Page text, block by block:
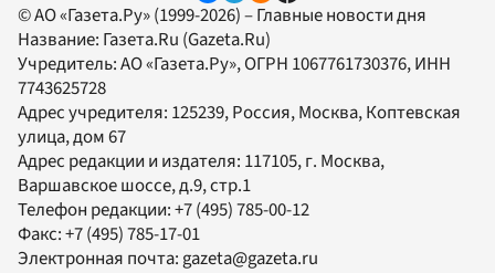
© АО «Газета.Ру» (1999-2026) – Главные новости дня
Название: Газета.Ru (Gazeta.Ru)
Учредитель:АО «Газета.Ру», ОГРН 1067761730376, ИНН
7743625728
Адрес учредителя: 125239, Россия, Москва, Коптевская
улица, дом 67
Адрес редакции и издателя: 117105, г. Москва,
Варшавское шоссе, д.9, стр.1
Телефон редакции:+7 (495) 785-00-12
Факс:+7 (495) 785-17-01
Электронная почта: gazeta@gazeta.ru